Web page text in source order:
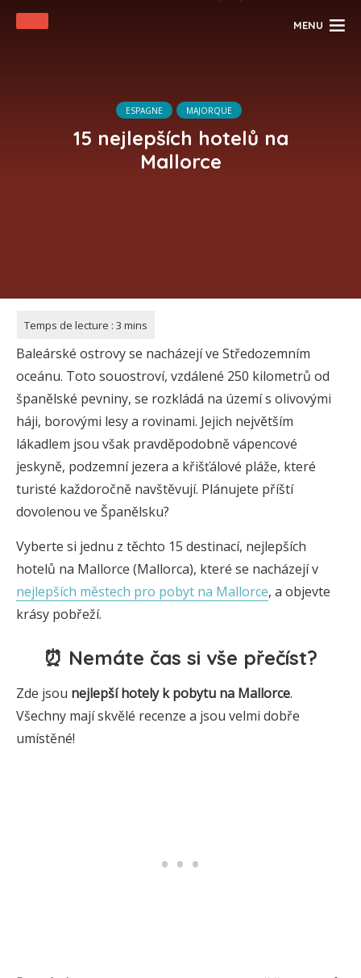
MENU
ESPAGNE MAJORQUE
15 nejlepších hotelů na
Mallorce
Baleárské ostrovy se nacházejí ve Středozemním
oceánu. Toto souostroví, vzdálené 250 kilometrů od
španělské pevniny, se rozkládá na území s olivovými
háji, borovými lesy a rovinami. Jejich největším
lákadlem jsou však pravděpodobně vápencové
jeskyně, podzemní jezera a křišťálové pláže, které
turisté každoročně navštěvují. Plánujete příští
dovolenou ve Španělsku?
Vyberte si jednu z těchto 15 destinací, nejlepších
hotelů na Mallorce (Mallorca), které se nacházejí v
nejlepších městech pro pobyt na Mallorce, a objevte
krásy pobřeží.
⏰ Nemáte čas si vše přečíst?
Zde jsou nejlepší hotely k pobytu na Mallorce.
Všechny mají skvělé recenze a jsou velmi dobře
umístěné!